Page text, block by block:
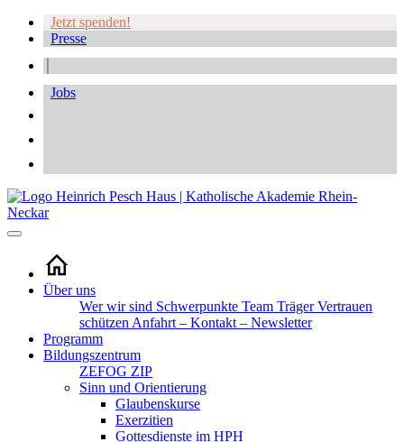
Jetzt spenden!
Presse
Jobs
Über uns
Wer wir sind Schwerpunkte Team TrägerVertrauen
schützen Anfahrt – Kontakt – Newsletter
Programm
Bildungszentrum
ZEFOG ZIP
Sinn und Orientierung
Glaubenskurse
Exerzitien
Gottesdienste im HPH